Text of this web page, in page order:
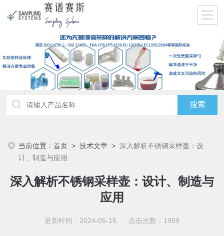
当前位置：首页 >技术文章 >深入解析不锈钢采样壶：设
计、制造与应用
深入解析不锈钢采样壶：设计、制造与
应用
更新时间：2024-05-15 点击次数：1989